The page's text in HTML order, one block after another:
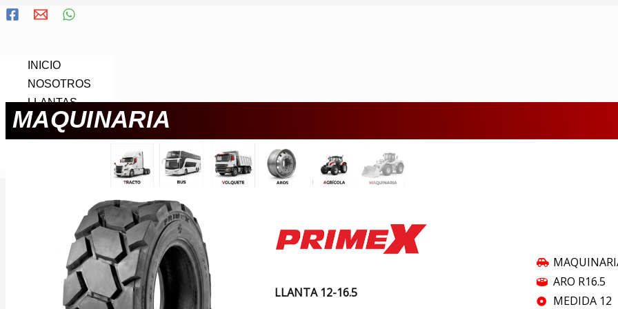
Ir
INICIO
NOSOTROS
LLANTAS
CONTACTANOS
SERVICIOS
MAQUINARIA
LLANTA 12-16.5
ARO R16.5
MEDIDA 12